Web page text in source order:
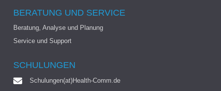
BERATUNG UND SERVICE
Beratung, Analyse und Planung
Service und Support
SCHULUNGEN
Schulungen(at)Health-Comm.de